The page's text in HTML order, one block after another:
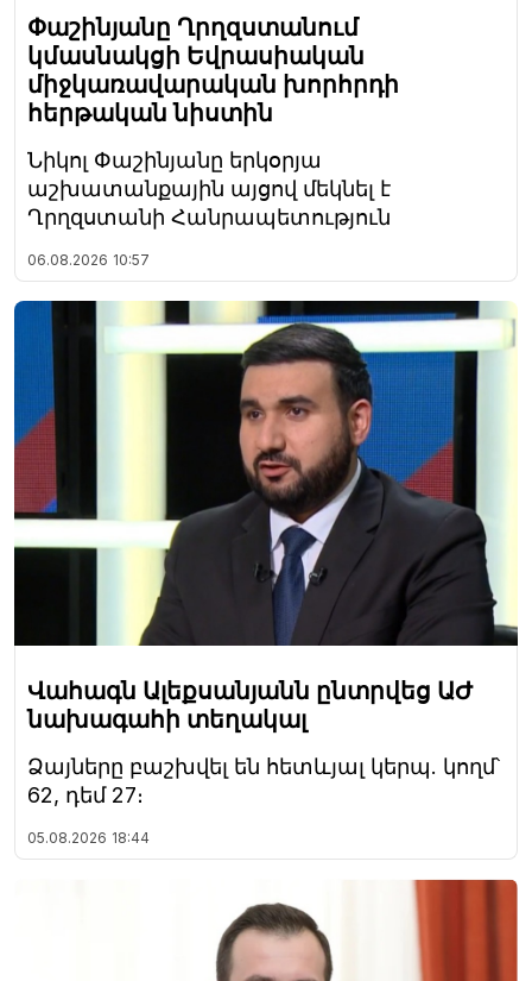
Փաշինյանը Ղրղզստանում
կմասնակցի Եվրասիական
միջկառավարական խորհրդի
հերթական նիստին
Նիկոլ Փաշինյանը երկօրյա
աշխատանքային այցով մեկնել է
Ղրղզստանի Հանրապետություն
06.08.2026 10:57
Վահագն Ալեքսանյանն ընտրվեց ԱԺ
նախագահի տեղակալ
Ձայները բաշխվել են հետևյալ կերպ. կողմ՝
62, դեմ 27։
05.08.2026 18:44